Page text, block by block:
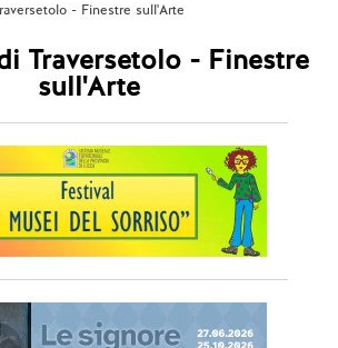
- Finestre sull'Arte
Traversetolo - Finestre
sull'Arte